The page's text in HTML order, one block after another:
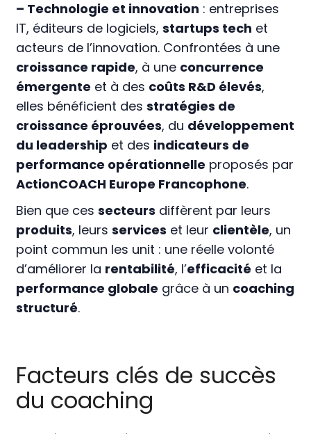
– Technologie et innovation : entreprises
IT, éditeurs de logiciels,startups tech et
acteurs de l’innovation. Confrontées à une
croissance rapide, à une concurrence
émergente et à des coûts R&D élevés,
elles bénéficient desstratégies de
croissance éprouvées, du développement
du leadership et des indicateurs de
performance opérationnelle proposés par
ActionCOACH Europe Francophone.
Bien que cessecteurs diffèrent par leurs
produits, leursservices et leur clientèle, un
point commun les unit : une réelle volonté
d’améliorer la rentabilité, l’efficacité et la
performance globale grâce à un coaching
structuré.
Facteurs clés de succès
du coaching